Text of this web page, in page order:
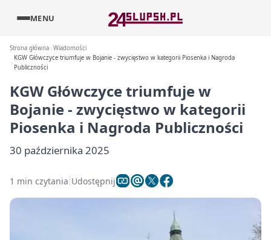
MENU
Strona główna Wiadomości
KGW Główczyce triumfuje w Bojanie - zwycięstwo w kategorii Piosenka i Nagroda
Publiczności
KGW Główczyce triumfuje w
Bojanie - zwycięstwo w kategorii
Piosenka i Nagroda Publiczności
30 października 2025
1 min czytania Udostępnij